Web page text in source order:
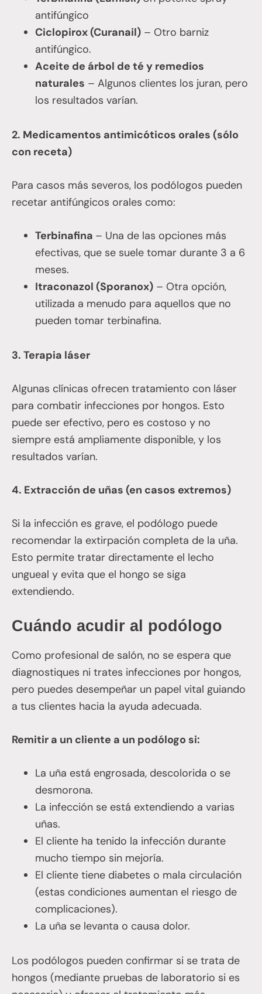
antifúngico
Ciclopirox (Curanail) – Otro barniz
antifúngico.
Aceite de árbol de té y remedios
naturales – Algunos clientes los juran, pero
los resultados varían.
2. Medicamentos antimicóticos orales (sólo
con receta)
Para casos más severos, los podólogos pueden
recetar antifúngicos orales como:
Terbinafina – Una de las opciones más
efectivas, que se suele tomar durante 3 a 6
meses.
Itraconazol (Sporanox) – Otra opción,
utilizada a menudo para aquellos que no
pueden tomar terbinafina.
3. Terapia láser
Algunas clínicas ofrecen tratamiento con láser
para combatir infecciones por hongos. Esto
puede ser efectivo, pero es costoso y no
siempre está ampliamente disponible, y los
resultados varían.
4. Extracción de uñas (en casos extremos)
Si la infección es grave, el podólogo puede
recomendar la extirpación completa de la uña.
Esto permite tratar directamente el lecho
ungueal y evita que el hongo se siga
extendiendo.
Cuándo acudir al podólogo
Como profesional de salón, no se espera que
diagnostiques ni trates infecciones por hongos,
pero puedes desempeñar un papel vital guiando
a tus clientes hacia la ayuda adecuada.
Remitir a un cliente a un podólogo si:
La uña está engrosada, descolorida o se
desmorona.
La infección se está extendiendo a varias
uñas.
El cliente ha tenido la infección durante
mucho tiempo sin mejoría.
El cliente tiene diabetes o mala circulación
(estas condiciones aumentan el riesgo de
complicaciones).
La uña se levanta o causa dolor.
Los podólogos pueden confirmar si se trata de
hongos (mediante pruebas de laboratorio si es